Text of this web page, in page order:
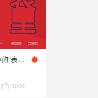
解构-版式设计中的“表与里”
3049